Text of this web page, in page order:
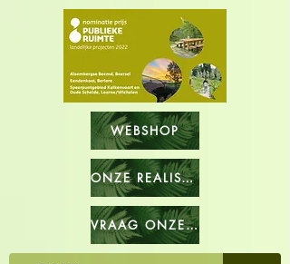
WEBSHOP
ONZE REALISATIES
VRAAG ONZE CATALOGUS OP